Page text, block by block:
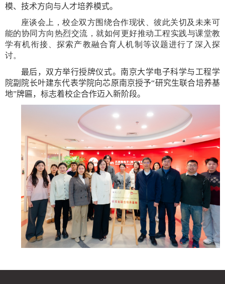
模、技术方向与人才培养模式。
座谈会上，校企双方围绕合作现状、彼此关切及未来可
能的协同方向热烈交流，就如何更好推动工程实践与课堂教
学有机衔接、探索产教融合育人机制等议题进行了深入探
讨。
最后，双方举行授牌仪式。南京大学电子科学与工程学
院副院长叶建东代表学院向芯原南京授予“研究生联合培养基
地”牌匾，标志着校企合作迈入新阶段。